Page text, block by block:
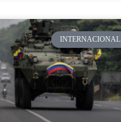
INTERNACIONAL